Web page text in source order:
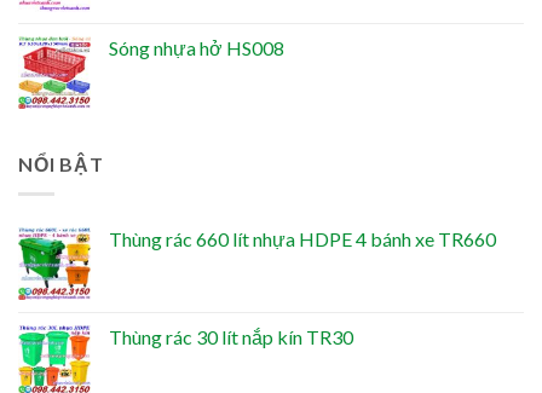
Sóng nhựa hở HS008
NỔI BẬT
Thùng rác 660 lít nhựa HDPE 4 bánh xe TR660
Thùng rác 30 lít nắp kín TR30